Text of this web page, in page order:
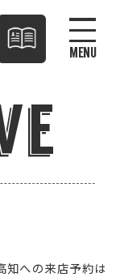
MENU
知への来店予約は